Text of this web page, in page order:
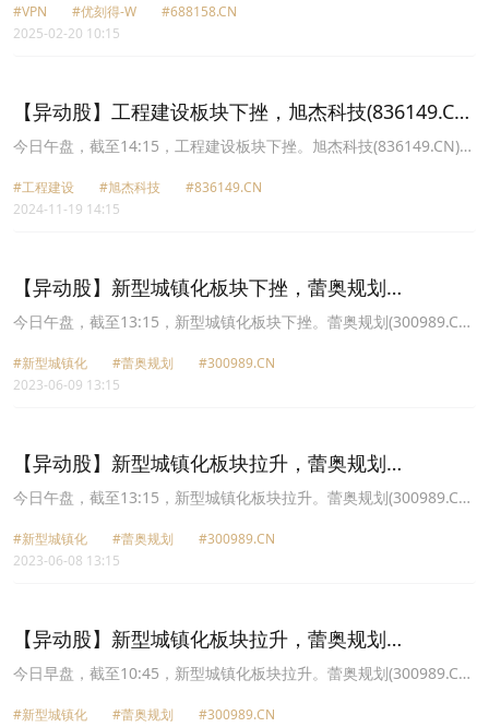
智联(600602.CN)跌3.74%报22.15元，启明星辰(002439.CN)跌
3.39%报17.96元，深信服(300454.CN)跌3.25%报98.88元，二六三
#VPN #优刻得-W
#688158.CN
2025-02-20 10:15
【异动股】工程建设板块下挫，旭杰科技(836149.CN)
跌8.64%
今日午盘，截至14:15，工程建设板块下挫。旭杰科技(836149.CN)跌
际(002051.CN)跌7.68%报8.66元，中国铁建(601186.CN)跌7.12%报
9.53元，中国中冶(601618.CN)跌6.59%报3.4元，中国交建
#工程建设 #旭杰科技
#836149.CN
2024-11-19 14:15
【异动股】新型城镇化板块下挫，蕾奥规划
(300989.CN)跌8.8%
今日午盘，截至13:15，新型城镇化板块下挫。蕾奥规划(300989.CN)
设计(300746.CN)跌6.09%报10.94元，深水规院(301038.CN)跌
5.77%报18.47元，奥雅股份(300949.CN)跌5.18%报41.01元，杭州
#新型城镇化 #蕾奥规划
#300989.CN
2023-06-09 13:15
【异动股】新型城镇化板块拉升，蕾奥规划
(300989.CN)涨20.0%
今日午盘，截至13:15，新型城镇化板块拉升。蕾奥规划(300989.CN)
波建工(601789.CN)涨7.84%报5.09元，新城市(300778.CN)涨6.68%
报24.77元，深水规院(301038.CN)涨5.89%报19.78元，汉嘉设计
#新型城镇化 #蕾奥规划
#300989.CN
2023-06-08 13:15
【异动股】新型城镇化板块拉升，蕾奥规划
(300989.CN)涨20.0%
今日早盘，截至10:45，新型城镇化板块拉升。蕾奥规划(300989.CN)
新城市(300778.CN)涨9.35%报25.39元，启迪设计(300500.CN)涨
#新型城镇化 #蕾奥规划
#300989.CN